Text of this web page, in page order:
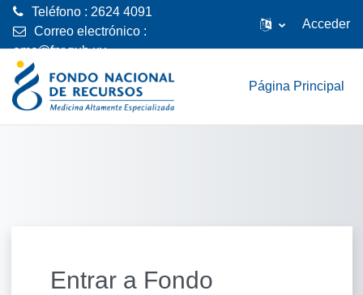
Teléfono : 2624 4091
Correo electrónico :
emc@fnr.gub.uy
Acceder
Página Principal
Entrar a Fondo